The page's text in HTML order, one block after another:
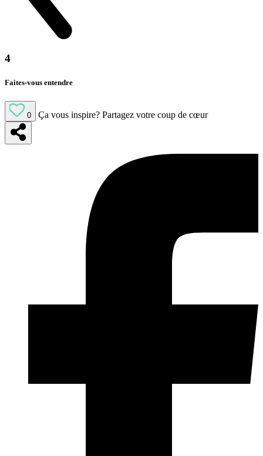
4
Faites-vous entendre
0 Ça vous inspire? Partagez votre coup de cœur